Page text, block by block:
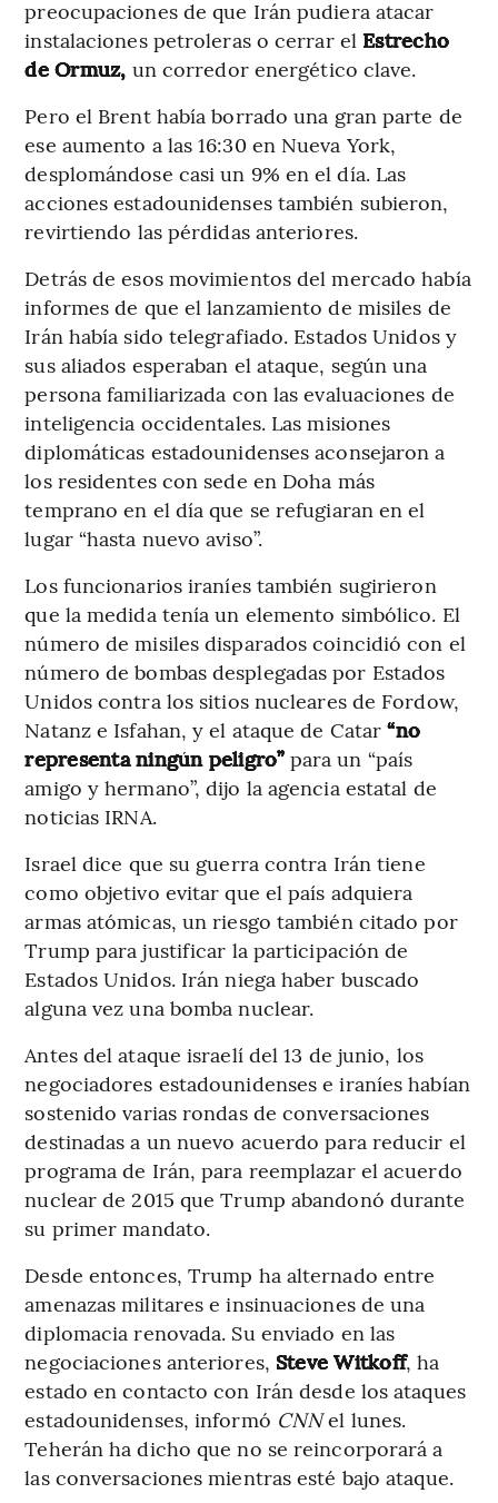
preocupaciones de que Irán pudiera atacar
instalaciones petroleras o cerrar el Estrecho
de Ormuz, un corredor energético clave.
Pero el Brent había borrado una gran parte de
ese aumento a las 16:30 en Nueva York,
desplomándose casi un 9% en el día. Las
acciones estadounidenses también subieron,
revirtiendo las pérdidas anteriores.
Detrás de esos movimientos del mercado había
informes de que el lanzamiento de misiles de
Irán había sido telegrafiado. Estados Unidos y
sus aliados esperaban el ataque, según una
persona familiarizada con las evaluaciones de
inteligencia occidentales. Las misiones
diplomáticas estadounidenses aconsejaron a
los residentes con sede en Doha más
temprano en el día que se refugiaran en el
lugar “hasta nuevo aviso”.
Los funcionarios iraníes también sugirieron
que la medida tenía un elemento simbólico. El
número de misiles disparados coincidió con el
número de bombas desplegadas por Estados
Unidos contra los sitios nucleares de Fordow,
Natanz e Isfahan, y el ataque de Catar“no
representa ningún peligro”para un “país
amigo y hermano”, dijo la agencia estatal de
noticias IRNA.
Israel dice que su guerra contra Irán tiene
como objetivo evitar que el país adquiera
armas atómicas, un riesgo también citado por
Trump para justificar la participación de
Estados Unidos. Irán niega haber buscado
alguna vez una bomba nuclear.
Antes del ataque israelí del 13 de junio, los
negociadores estadounidenses e iraníes habían
sostenido varias rondas de conversaciones
destinadas a un nuevo acuerdo para reducir el
programa de Irán, para reemplazar el acuerdo
nuclear de 2015 que Trump abandonó durante
su primer mandato.
Desde entonces, Trump ha alternado entre
amenazas militares e insinuaciones de una
diplomacia renovada. Su enviado en las
negociaciones anteriores, Steve Witkoff, ha
estado en contacto con Irán desde los ataques
estadounidenses, informó CNNel lunes.
Teherán ha dicho que no se reincorporará a
las conversaciones mientras esté bajo ataque.